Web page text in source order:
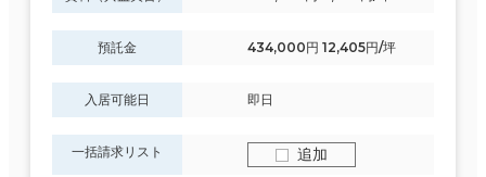
預託金 434,000円 12,405円/坪
入居可能日 即日
一括請求リスト 追加